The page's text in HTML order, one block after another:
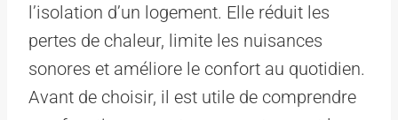
l’isolation d’un logement. Elle réduit les
pertes de chaleur, limite les nuisances
sonores et améliore le confort au quotidien.
Avant de choisir, il est utile de comprendre